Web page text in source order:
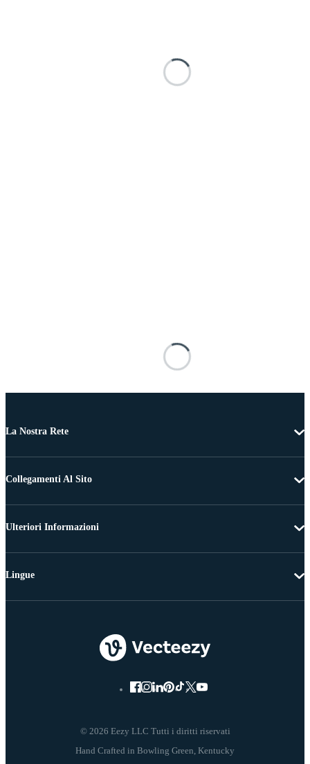
La Nostra Rete
Collegamenti Al Sito
Ulteriori Informazioni
© 2026 Eezy LLC Tutti i diritti riservati
Lingue